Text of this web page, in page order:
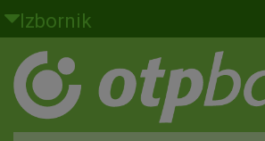
Skoči na glavni sadržaj
Izbornik
Građani
Privatno bankarstvo